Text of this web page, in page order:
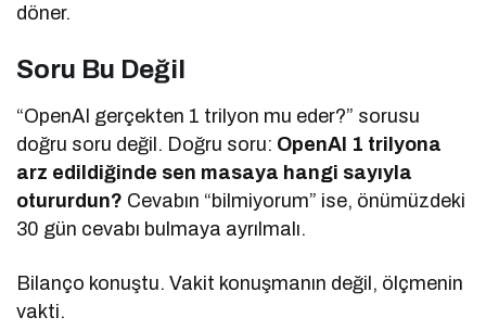
döner.
Soru Bu Değil
“OpenAI gerçekten 1 trilyon mu eder?” sorusu
doğru soru değil. Doğru soru: OpenAI 1 trilyona
arz edildiğinde sen masaya hangi sayıyla
otururdun? Cevabın “bilmiyorum” ise, önümüzdeki
30 gün cevabı bulmaya ayrılmalı.
Bilanço konuştu. Vakit konuşmanın değil, ölçmenin
vakti.